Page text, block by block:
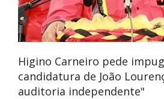
Higino Carneiro pede
candidatura de João
auditoria independente"